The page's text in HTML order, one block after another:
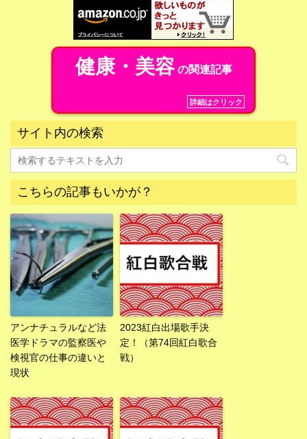
健康・美容の関連記事
詳細はクリック
サイト内の検索
こちらの記事もいかが？
アンナチュラルなど法
医学ドラマの監察医や
検視官の仕事の違いと
現状
2023紅白出場歌手決
定！（第74回紅白歌合
戦）